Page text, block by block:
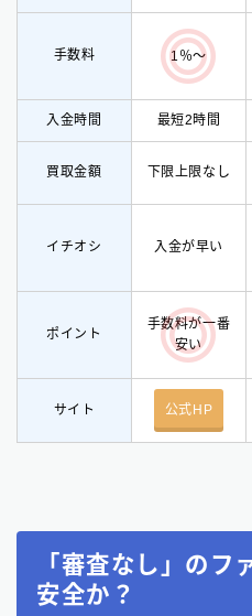
手数料 1％〜
入金時間 最短2時間
買取金額 下限上限なし
イチオシ 入金が早い
ポイント
手数料が一番
安い
サイト 公式HP
「審査なし」のフ
安全か？